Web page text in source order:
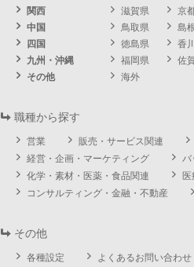
関西
滋賀県 京
中国
鳥取県 島
四国
徳島県 香
九州・沖縄
福岡県 佐
その他
海外
職種から探す
営業 販売・サービス関連
経営・企画・マーケティング
バ
化学・素材・医薬・食品関連
医
コンサルティング・金融・不動産
その他
各種設定 よくあるお問い合わせ